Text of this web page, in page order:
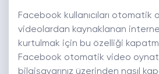
Facebook kullanıcıları otomatik
videolardan kaynaklanan
kurtulmak için bu özelliği
Facebook otomatik video
bilgisayarınız üzerinden nasıl